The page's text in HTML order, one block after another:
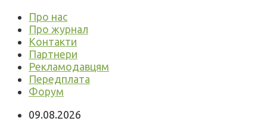
Про нас
Про журнал
Контакти
Партнери
Рекламодавцям
Передплата
Форум
09.08.2026